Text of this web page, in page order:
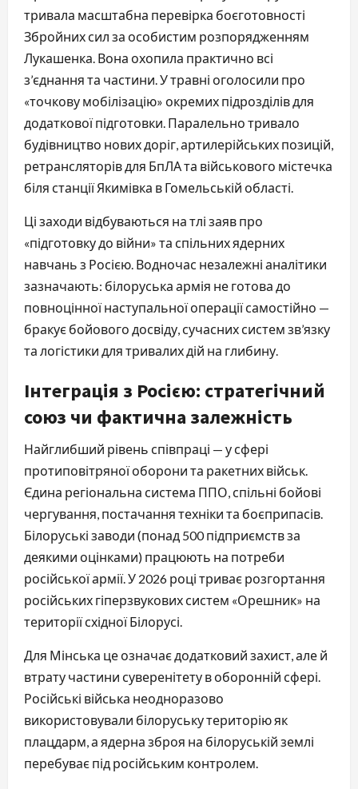
тривала масштабна перевірка боєготовності
Збройних сил за особистим розпорядженням
Лукашенка. Вона охопила практично всі
з’єднання та частини. У травні оголосили про
«точкову мобілізацію» окремих підрозділів для
додаткової підготовки. Паралельно тривало
будівництво нових доріг, артилерійських позицій,
ретрансляторів для БпЛА та військового містечка
біля станції Якимівка в Гомельській області.
Ці заходи відбуваються на тлі заяв про
«підготовку до війни» та спільних ядерних
навчань з Росією. Водночас незалежні аналітики
зазначають: білоруська армія не готова до
повноцінної наступальної операції самостійно —
бракує бойового досвіду, сучасних систем зв’язку
та логістики для тривалих дій на глибину.
Інтеграція з Росією: стратегічний
союз чи фактична залежність
Найглибший рівень співпраці — у сфері
протиповітряної оборони та ракетних військ.
Єдина регіональна система ППО, спільні бойові
чергування, постачання техніки та боєприпасів.
Білоруські заводи (понад 500 підприємств за
деякими оцінками) працюють на потреби
російської армії. У 2026 році триває розгортання
російських гіперзвукових систем «Орешник» на
території східної Білорусі.
Для Мінська це означає додатковий захист, але й
втрату частини суверенітету в оборонній сфері.
Російські війська неодноразово
використовували білоруську територію як
плацдарм, а ядерна зброя на білоруській землі
перебуває під російським контролем.